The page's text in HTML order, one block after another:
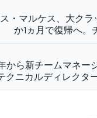
・マルケス、大ク
か1ヵ月で復帰へ。
から新チームマネー
クニカルディレクタ